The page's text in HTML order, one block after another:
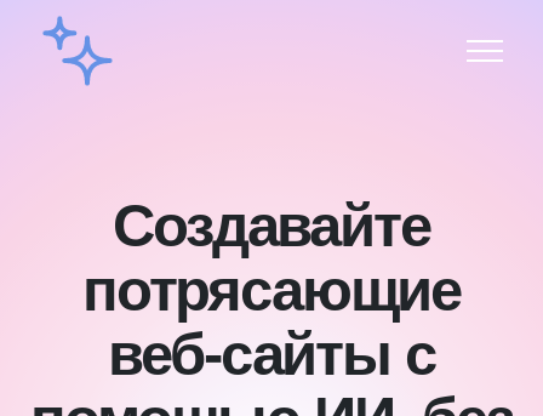
Создавайте
потрясающие
веб-сайты с